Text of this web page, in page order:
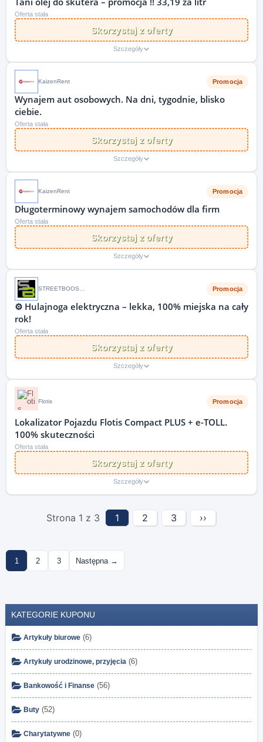
Oferta stała
Skorzystaj z oferty
Szczegóły
KaizenRent Promocja
Wynajem aut osobowych. Na dni, tygodnie, blisko
ciebie.
Oferta stała
Skorzystaj z oferty
Szczegóły
KaizenRent Promocja
Długoterminowy wynajem samochodów dla firm
Oferta stała
Skorzystaj z oferty
Szczegóły
Promocja
⚙️ Hulajnoga elektryczna – lekka, 100% miejska na cały
rok!
Oferta stała
Skorzystaj z oferty
Szczegóły
Flotis Promocja
Lokalizator Pojazdu Flotis Compact PLUS + e-TOLL.
100% skuteczności
Oferta stała
Skorzystaj z oferty
Szczegóły
Strona 1 z 3 1 2 3 ››
1 2 3 Następna →
KATEGORIE KUPONU
Artykuły biurowe (6)
Artykuły urodzinowe, przyjęcia (6)
Bankowość i Finanse (56)
Buty (52)
Charytatywne (0)